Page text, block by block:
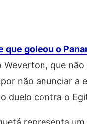
que goleou o
Weverton, que
não anunciar a
duelo contra o
representa